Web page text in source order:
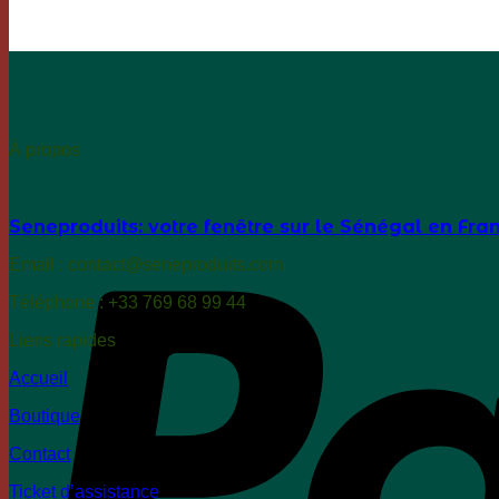
À propos
Seneproduits: votre fenêtre sur le Sénégal en
Email : contact@seneproduits.com
Téléphone : +33 769 68 99 44
Liens rapides
Accueil
Boutique
Contact
Ticket d’assistance